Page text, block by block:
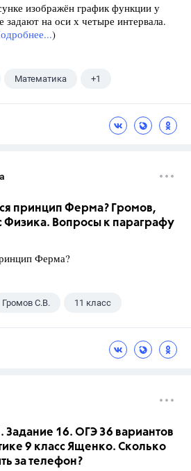
изображён график функции у
на оси х четыре интервала.
)
Математика +1
принцип Ферма? Громов,
Физика. Вопросы к параграфу
Ферма?
Громов С.В. 11 класс
Задание 16. ОГЭ 36 вариантов
9 класс Ященко. Сколько
за телефон?